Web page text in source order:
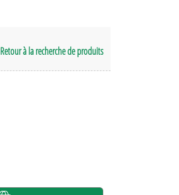
Retour à la recherche de produits